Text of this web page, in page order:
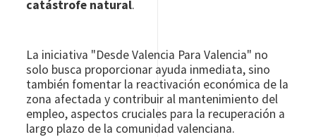
catástrofe natural.
La iniciativa "Desde Valencia Para Valencia" no
solo busca proporcionar ayuda inmediata, sino
también fomentar la reactivación económica de la
zona afectada y contribuir al mantenimiento del
empleo, aspectos cruciales para la recuperación a
largo plazo de la comunidad valenciana.